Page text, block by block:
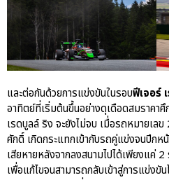
และต่อกันด้วยการแข่งขันในรอบฟีเจอร์
อาทิตย์ที่เริ่มต้นขึ้นอย่างดุเดือดสมราคา
เรดบูลล์ ริง จะยังไม่จบ เมื่อรถหมายเล
ศักดิ์ เกิดกระแทกเข้ากับรถคู่แข่งจนปีกห
เสียหายหลังจากลงสนามไปได้เพียงแค่
เพื่อแก้ไขจนสามารถกลับเข้าสู่การแข่งขั